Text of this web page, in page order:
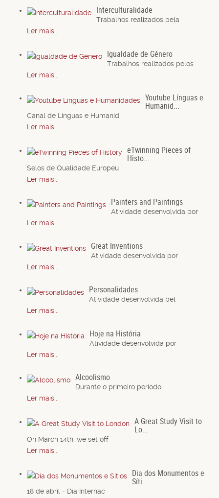
Interculturalidade
Trabalhos realizados pela
Ler mais...
Igualdade de Género
Trabalhos realizados pelos
Ler mais...
Youtube Línguas e
Humanid...
Canal de Línguas e Humanid
Ler mais...
eTwinning Pieces of
Histo...
Selos de Qualidade Europeu
Ler mais...
Painters and Paintings
Atividade desenvolvida por
Ler mais...
Great Inventions
Atividade desenvolvida por
Ler mais...
Personalidades
Atividade desenvolvida pel
Ler mais...
Hoje na História
Atividade desenvolvida por
Ler mais...
Alcoolismo
Durante o primeiro período
Ler mais...
A Great Study Visit to
Lo...
On March 14th, we set off
Ler mais...
Dia dos Monumentos e
Síti...
18 de abril - Dia Internac